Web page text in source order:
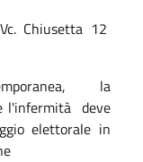
Chiusetta 12
la
l'infermità deve
elettorale in